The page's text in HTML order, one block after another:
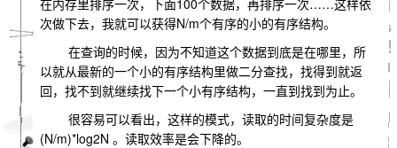
在内存里排序一次，下面100个数据，再排序一次……这样依
次做下去，我就可以获得N/m个有序的小的有序结构。
在查询的时候，因为不知道这个数据到底是在哪里，所
以就从最新的一个小的有序结构里做二分查找，找得到就返
回，找不到就继续找下一个小有序结构，一直到找到为止。
很容易可以看出，这样的模式，读取的时间复杂度是
(N/m)*log2N 。读取效率是会下降的。